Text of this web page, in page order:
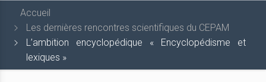
Accueil
Les dernières rencontres scientifiques du CEPAM
L’ambition encyclopédique « Encyclopédisme et
lexiques »